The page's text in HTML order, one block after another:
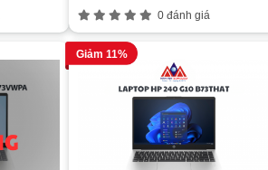
0 đánh giá
Giảm 11%